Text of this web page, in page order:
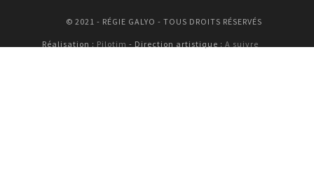
© 2021 - RÉGIE GALYO - TOUS DROITS RÉSERVÉS
Réalisation : Pilotim - Direction artistique : A suivre